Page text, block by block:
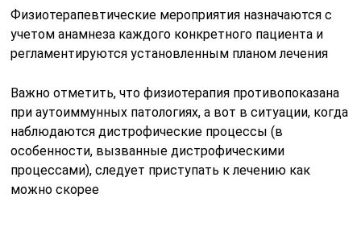
Физиотерапевтические мероприятия назначаются с
учетом анамнеза каждого конкретного пациента и
регламентируются установленным планом лечения
Важно отметить, что физиотерапия противопоказана
при аутоиммунных патологиях, а вот в ситуации, когда
наблюдаются дистрофические процессы (в
особенности, вызванные дистрофическими
процессами), следует приступать к лечению как
можно скорее